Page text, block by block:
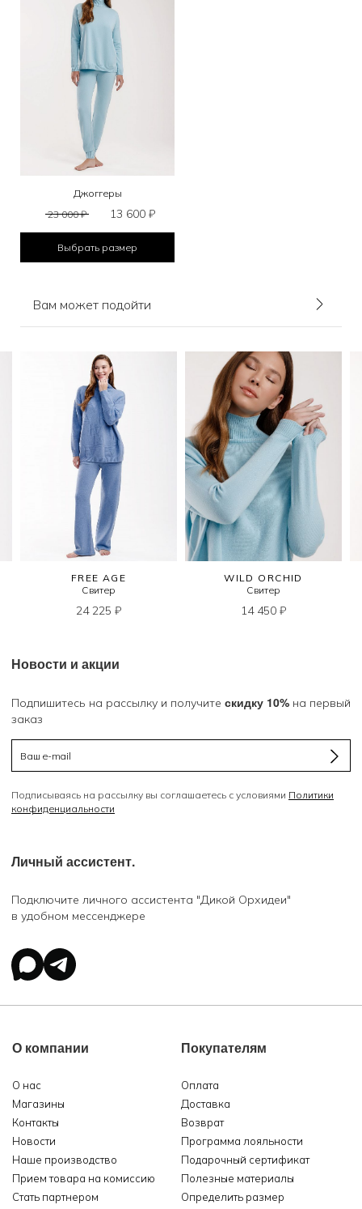
Джоггеры
23 000₽ 13 600₽
Выбрать размер
Вам может подойти
FREE AGE
Свитер
24 225 ₽
WILD ORCHID
Свитер
14 450 ₽
Новости и акции
Подпишитесь на рассылку и получите скидку 10% на первый
заказ
Подписываясь на рассылку вы соглашаетесь с условиями Политики
конфиденциальности
Личный ассистент.
Подключите личного ассистента "Дикой Орхидеи"
в удобном мессенджере
О компании
О нас
Магазины
Контакты
Новости
Наше производство
Прием товара на комиссию
Стать партнером
Покупателям
Оплата
Доставка
Возврат
Программа лояльности
Подарочный сертификат
Полезные материалы
Определить размер